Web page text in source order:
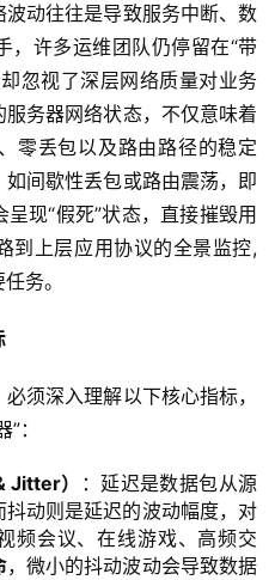
动往往是导致服务中断、数
，许多运维团队仍停留在“带
忽视了深层网络质量对业务
务器网络状态，不仅意味着
零丢包以及路由路径的稳定
间歇性丢包或路由震荡，即
现“假死”状态，直接摧毁用
到上层应用协议的全景监控,
务。
须深入理解以下核心指标，
：
Jitter）
：延迟是数据包从源
动则是延迟的波动幅度，对
频会议、在线游戏、高频交
，微小的抖动波动会导致数据